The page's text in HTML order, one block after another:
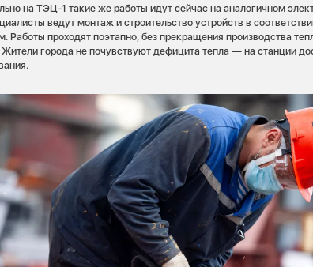
на ТЭЦ-1 такие же работы идут сейчас на аналогичном
ведут монтаж и строительство устройств в
Работы проходят поэтапно, без прекращения производства
Жители города не почувствуют дефицита тепла — на станции